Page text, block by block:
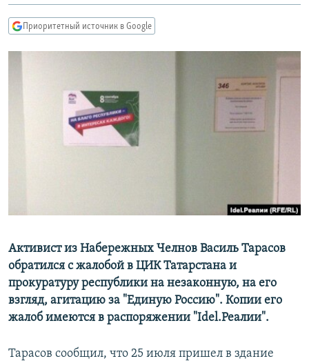
Вернутся
КАВКАЗ.РЕАЛИИ
РАСПИСАНИЕ ВЕЩАНИЯ
ПОДПИШИТЕСЬ НА РАССЫЛКУ
Все сайты РСЕ/РС
Приоритетный источник в Google
Активист из Набережных Челнов Василь Тарасов
обратился с жалобой в ЦИК Татарстана и
прокуратуру республики на незаконную, на его
взгляд, агитацию за "Единую Россию". Копии его
жалоб имеются в распоряжении "Idel.Реалии".
Тарасов сообщил, что 25 июля пришел в здание